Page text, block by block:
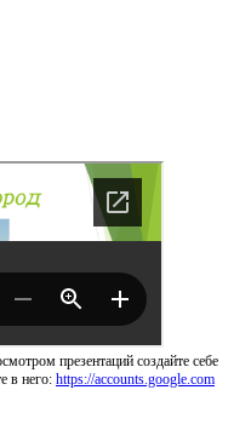
презентаций создайте себе
в него: https://accounts.google.com